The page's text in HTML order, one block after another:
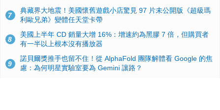
7
典藏界大地震！美國懷舊遊戲小店驚見 97 片未公開版《超級瑪
利歐兄弟》變體任天堂卡帶
8
美國上半年 CD 銷量大增 16%：增速約為黑膠 7 倍，但購買者
有一半以上根本沒有播放器
9
諾貝爾獎推手也留不住！從 AlphaFold 團隊解體看 Google 的焦
慮：為何明星實驗室要為 Gemini 讓路？